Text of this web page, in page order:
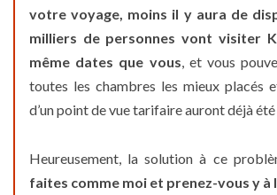
votre voyage, moins il y aura de
milliers de personnes vont visiter
même dates que vous, et vous
toutes les chambres les mieux placés
d’un point de vue tarifaire auront déjà
Heureusement, la solution à ce
faites comme moi et prenez-vous y à